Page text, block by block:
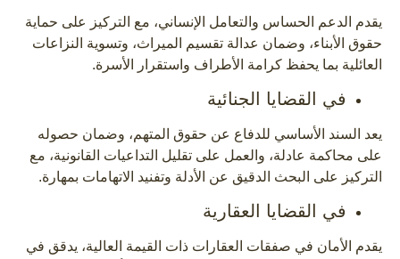
يقدم الدعم الحساس والتعامل الإنساني، مع التركيز على حماية
حقوق الأبناء، وضمان عدالة تقسيم الميراث، وتسوية النزاعات
العائلية بما يحفظ كرامة الأطراف واستقرار الأسرة.
في القضايا الجنائية
يعد السند الأساسي للدفاع عن حقوق المتهم، وضمان حصوله
على محاكمة عادلة، والعمل على تقليل التداعيات القانونية، مع
التركيز على البحث الدقيق عن الأدلة وتفنيد الاتهامات بمهارة.
في القضايا العقارية
يقدم الأمان في صفقات العقارات ذات القيمة العالية، يدقق في